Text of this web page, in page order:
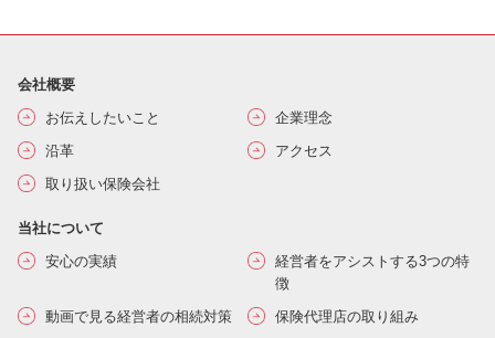
会社概要
お伝えしたいこと
企業理念
沿革
アクセス
取り扱い保険会社
当社について
安心の実績
経営者をアシストする3つの特
徴
動画で見る経営者の相続対策
保険代理店の取り組み